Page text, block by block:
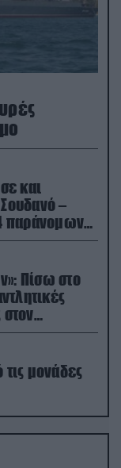
και
–
παράνομων
Πίσω στο
μονάδες